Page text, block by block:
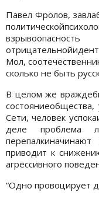
Павел Фролов,
Мол,
сколько не быть
В целом же
Сети, человек
деле проблема
приводит к
агрессивного
“Одно провоцирует